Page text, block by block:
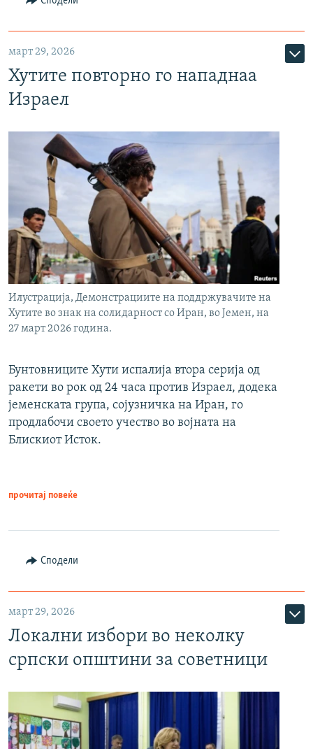
март 29, 2026
Хутите повторно го нападнаа
Израел
Илустрација, Демонстрациите на поддржувачите на
Хутите во знак на солидарност со Иран, во Јемен, на
27 март 2026 година.
Бунтовниците Хути испалија втора серија од
ракети во рок од 24 часа против Израел, додека
јеменската група, сојузничка на Иран, го
продлабочи своето учество во војната на
Блискиот Исток.
прочитај повеќе
Сподели
март 29, 2026
Локални избори во неколку
српски општини за советници